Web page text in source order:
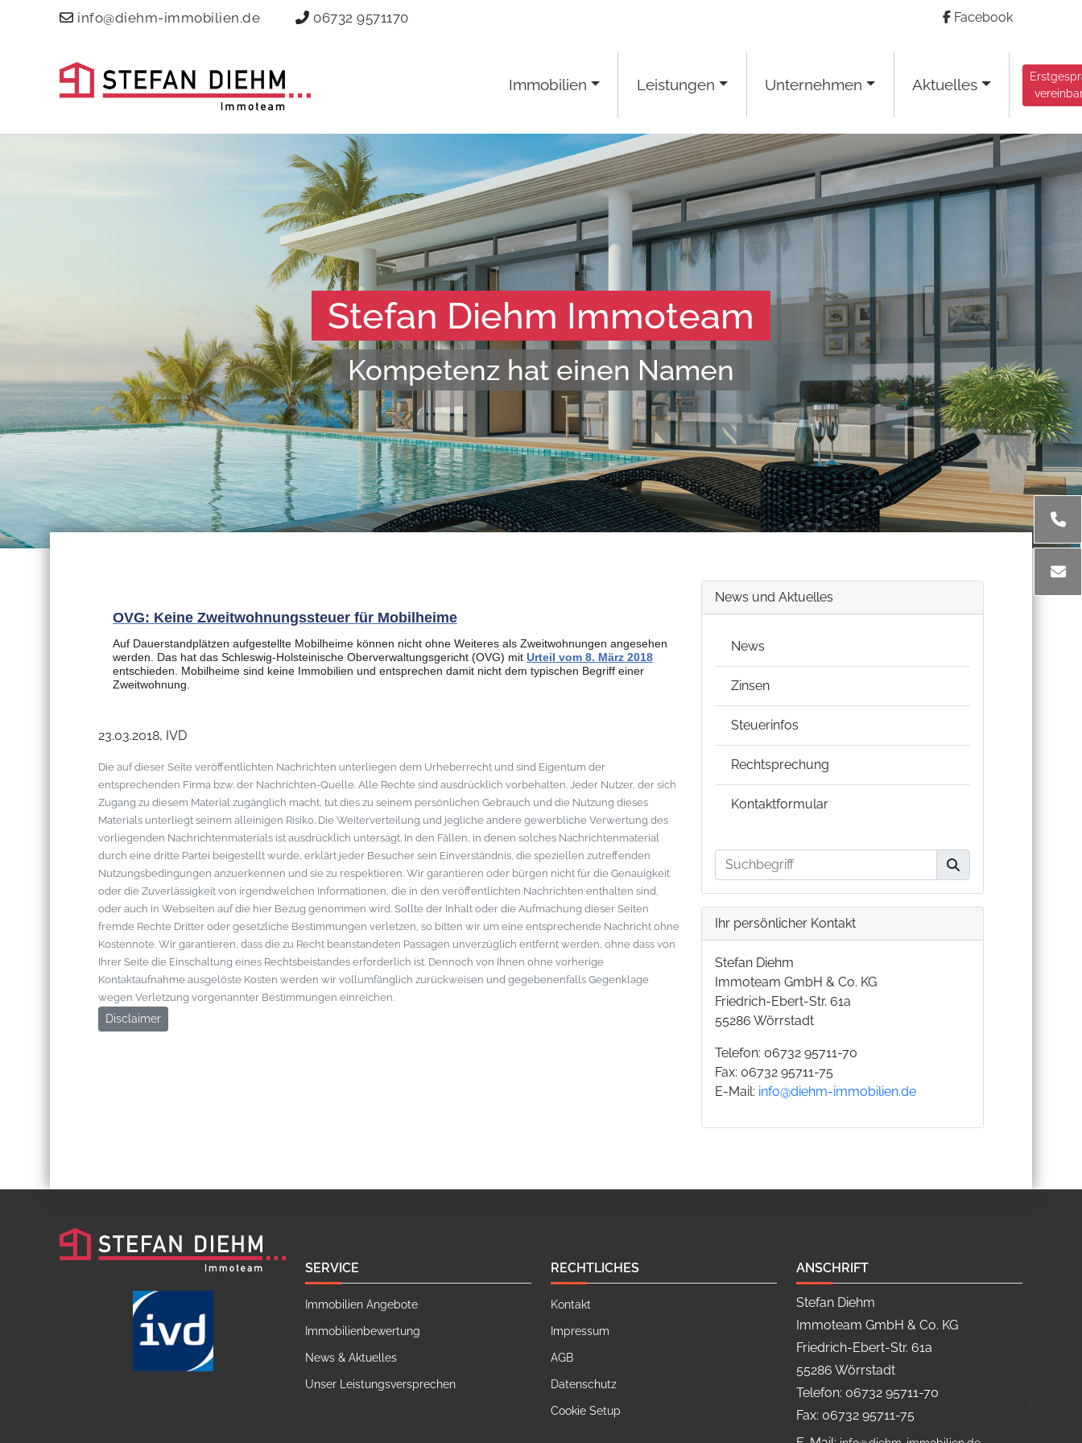
info@diehm-immobilien.de 06732 9571170 Facebook
Immobilien Leistungen Unternehmen Aktuelles
Stefan Diehm Immoteam
Kompetenz hat einen Namen
OVG: Keine Zweitwohnungssteuer für Mobilheime
Auf Dauerstandplätzen aufgestellte Mobilheime können nicht ohne Weiteres als Zweitwohnungen angesehen
werden. Das hat das Schleswig-Holsteinische Oberverwaltungsgericht (OVG) mit Urteil vom 8. März 2018
entschieden. Mobilheime sind keine Immobilien und entsprechen damit nicht dem typischen Begriff einer
Zweitwohnung.
23.03.2018, IVD
Die auf dieser Seite veröffentlichten Nachrichten unterliegen dem Urheberrecht und sind Eigentum der
entsprechenden Firma bzw. der Nachrichten-Quelle. Alle Rechte sind ausdrücklich vorbehalten. Jeder Nutzer, der sich
Zugang zu diesem Material zugänglich macht, tut dies zu seinem persönlichen Gebrauch und die Nutzung dieses
Materials unterliegt seinem alleinigen Risiko. Die Weiterverteilung und jegliche andere gewerbliche Verwertung des
vorliegenden Nachrichtenmaterials ist ausdrücklich untersagt. In den Fällen, in denen solches Nachrichtenmaterial
durch eine dritte Partei beigestellt wurde, erklärt jeder Besucher sein Einverständnis, die speziellen zutreffenden
Nutzungsbedingungen anzuerkennen und sie zu respektieren. Wir garantieren oder bürgen nicht für die Genauigkeit
oder die Zuverlässigkeit von irgendwelchen Informationen, die in den veröffentlichten Nachrichten enthalten sind,
oder auch in Webseiten auf die hier Bezug genommen wird. Sollte der Inhalt oder die Aufmachung dieser Seiten
fremde Rechte Dritter oder gesetzliche Bestimmungen verletzen, so bitten wir um eine entsprechende Nachricht ohne
Kostennote. Wir garantieren, dass die zu Recht beanstandeten Passagen unverzüglich entfernt werden, ohne dass von
Ihrer Seite die Einschaltung eines Rechtsbeistandes erforderlich ist. Dennoch von Ihnen ohne vorherige
Kontaktaufnahme ausgelöste Kosten werden wir vollumfänglich zurückweisen und gegebenenfalls Gegenklage
wegen Verletzung vorgenannter Bestimmungen einreichen.
Disclaimer
News und Aktuelles
News
Zinsen
Steuerinfos
Rechtsprechung
Kontaktformular
Ihr persönlicher Kontakt
Stefan Diehm
Immoteam GmbH & Co. KG
Friedrich-Ebert-Str. 61a
55286 Wörrstadt
Telefon: 06732 95711-70
Fax: 06732 95711-75
E-Mail: info@diehm-immobilien.de
SERVICE
Immobilien Angebote
Immobilienbewertung
News & Aktuelles
Unser Leistungsversprechen
RECHTLICHES
Kontakt
Impressum
AGB
Datenschutz
Cookie Setup
ANSCHRIFT
Stefan Diehm
Immoteam GmbH & Co. KG
Friedrich-Ebert-Str. 61a
55286 Wörrstadt
Telefon: 06732 95711-70
Fax: 06732 95711-75